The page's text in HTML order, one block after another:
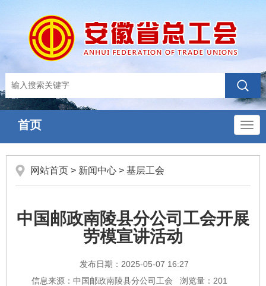
导
首页
网站首页 > 新闻中心 > 基层工会
中国邮政南陵县分公司工会开展
劳模宣讲活动
发布日期：2025-05-07 16:27
信息来源：中国邮政南陵县分公司工会
浏览量： 201